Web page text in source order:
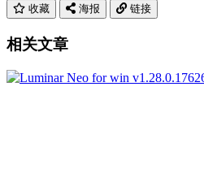
收藏
海报 链接
相关文章